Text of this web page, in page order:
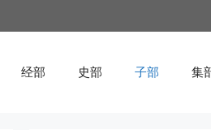
经部 史部 子部 集